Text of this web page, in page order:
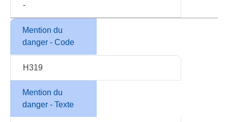
-
Mention du
danger - Code
H319
Mention du
danger - Texte